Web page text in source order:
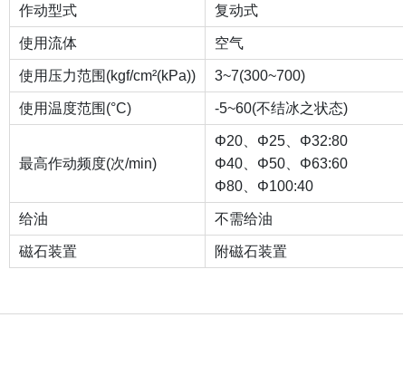
作动型式 复动式
使用流体 空气
使用压力范围(kgf/cm²(kPa)) 3~7(300~700)
使用温度范围(°C) -5~60(不结冰之状态)
最高作动频度(次/min)
Φ20、Φ25、Φ32:80
Φ40、Φ50、Φ63:60
Φ80、Φ100:40
给油 不需给油
磁石装置 附磁石装置